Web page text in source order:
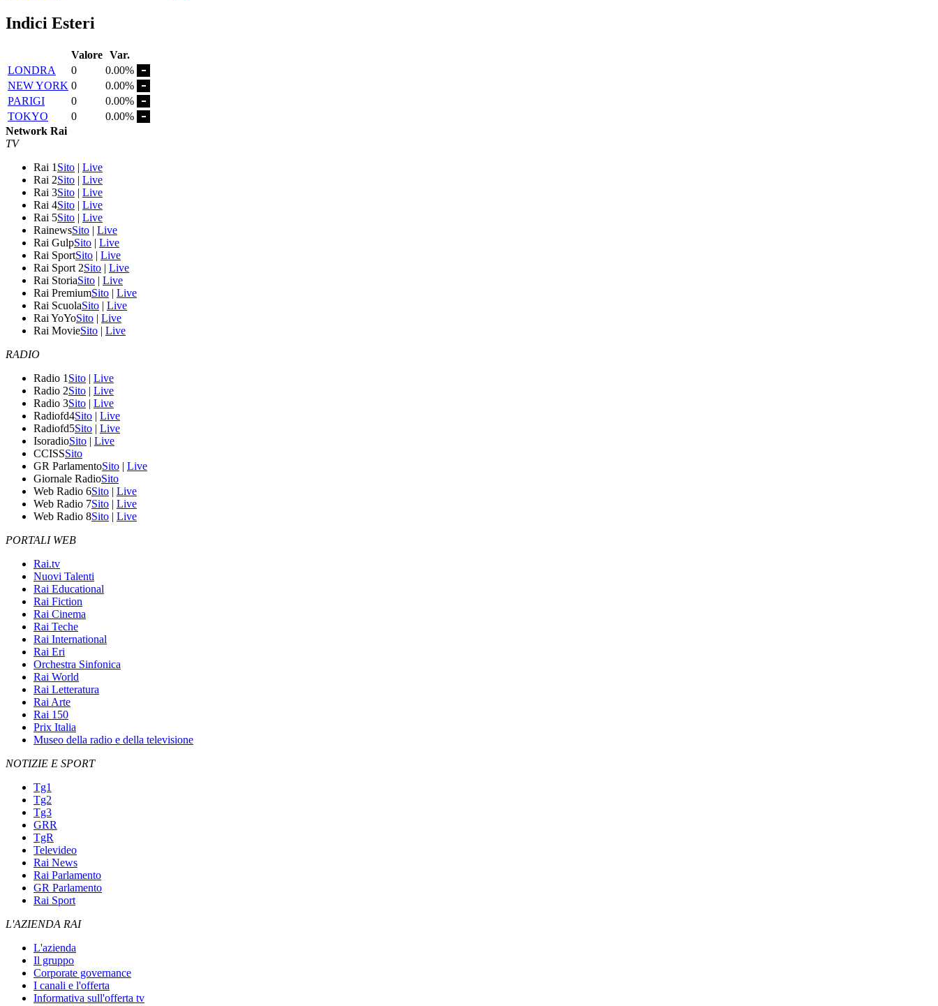
Indici Esteri
Valore Var.
LONDRA
0
0.00%
NEW YORK 0
0.00%
PARIGI
0
0.00%
TOKYO
0
0.00%
Network Rai
TV
Rai 1 Sito | Live
Rai 2Sito | Live
Rai 3Sito | Live
Rai 4Sito | Live
Rai 5Sito | Live
RainewsSito | Live
Rai GulpSito | Live
Rai SportSito | Live
Rai Sport 2Sito | Live
Rai StoriaSito | Live
Rai PremiumSito | Live
Rai ScuolaSito | Live
Rai YoYoSito | Live
Rai MovieSito | Live
RADIO
Radio 1 Sito | Live
Radio 2Sito | Live
Radio 3Sito | Live
Radiofd4Sito | Live
Radiofd5Sito | Live
IsoradioSito | Live
CCISSSito
GR ParlamentoSito | Live
Giornale RadioSito
Web Radio 6Sito | Live
Web Radio 7Sito | Live
Web Radio 8Sito | Live
PORTALI WEB
Rai.tv
Nuovi Talenti
Rai Educational
Rai Fiction
Rai Cinema
Rai Teche
Rai International
Rai Eri
Orchestra Sinfonica
Rai World
Rai Letteratura
Rai Arte
Rai 150
Prix Italia
Museo della radio e della televisione
NOTIZIE E SPORT
Tg1
Tg2
Tg3
GRR
TgR
Televideo
Rai News
Rai Parlamento
GR Parlamento
Rai Sport
L'AZIENDA RAI
L'azienda
Il gruppo
Corporate governance
I canali e l'offerta
Informativa sull'offerta tv